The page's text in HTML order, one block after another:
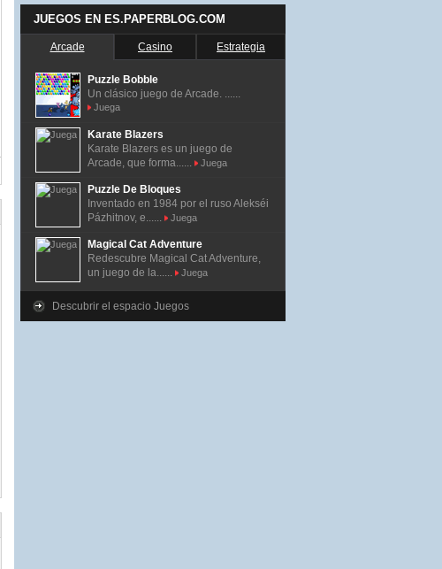
JUEGOS EN ES.PAPERBLOG.COM
Arcade Casino Estrategia
Puzzle Bobble
Un clásico juego de Arcade. ......
Juega
Karate Blazers
Karate Blazers es un juego de
Arcade, que forma......
Juega
Puzzle De Bloques
Inventado en 1984 por el ruso Alekséi
Pázhitnov, e......
Juega
Magical Cat Adventure
Redescubre Magical Cat Adventure,
un juego de la......
Juega
Descubrir el espacio Juegos